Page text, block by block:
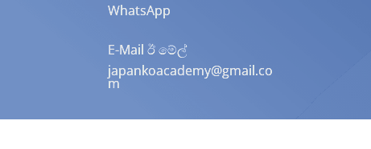
WhatsApp
E-Mail ඊ මේල්
japankoacademy@gmail.co
m